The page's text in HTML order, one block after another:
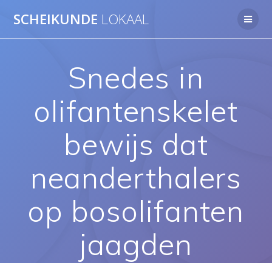
naar
SCHEIKUNDE LOKAAL
Snedes in
olifantenskelet
bewijs dat
neanderthalers
op bosolifanten
jaagden